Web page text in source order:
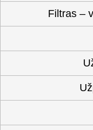
Filtras –